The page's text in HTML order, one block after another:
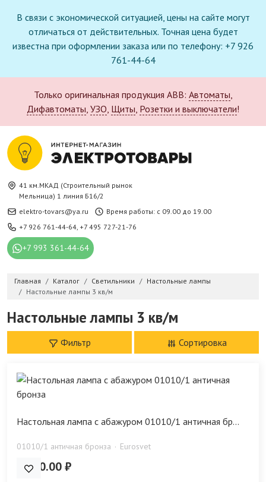
В связи с экономической ситуацией, цены на сайте могут
отличаться от действительных. Точная цена будет
известна при оформлении заказа или по телефону: +7 926
761-44-64
Только оригинальная продукция ABB: Автоматы,
Дифавтоматы, УЗО, Щиты, Розетки и выключатели!
41 км.МКАД (Строительный рынок
Мельница) 1 линия Б16/2
elektro-tovars@ya.ru
Время работы: с 09.00 до 19.00
+7 926 761-44-64, +7 495 727-21-76
+7 993 361-44-64
Главная Каталог Светильники
Настольные лампы
Настольные лампы 3 кв/м
Настольные лампы 3 кв/м
Фильтр Сортировка
Настольная лампа с абажуром 01010/1 античная бр...
01010/1 античная бронза Eurosvet
8 410.00 ₽